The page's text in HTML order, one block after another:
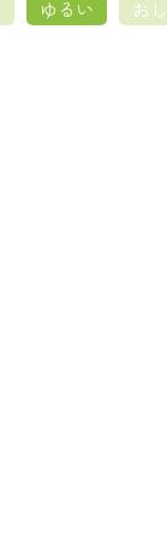
ゆるい お